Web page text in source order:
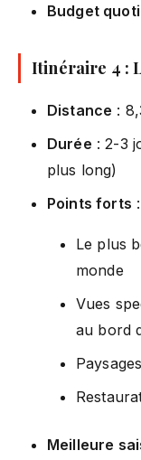
Budget
Itinéraire 4 :
Distance :
Durée : 2-3
plus long)
Points forts :
Le plus
monde
Vues
au bord
Meilleure